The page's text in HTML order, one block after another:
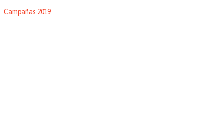
Campañas 2019